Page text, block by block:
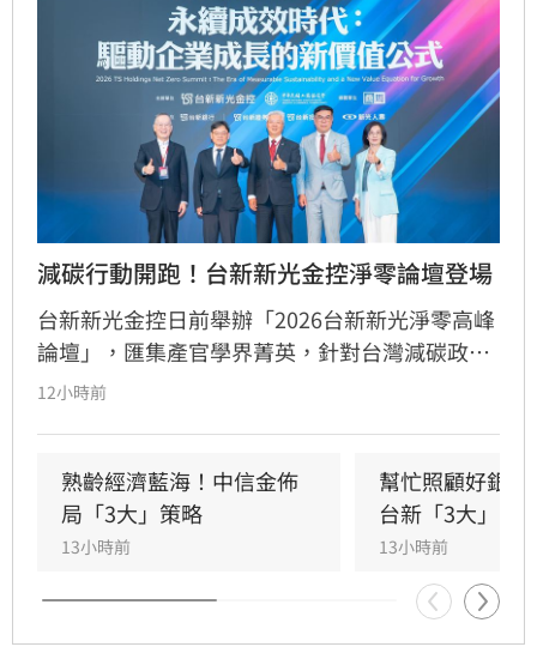
減碳行動開跑！台新新光金控淨零論壇登場
台新新光金控日前舉辦「2026台新新光淨零高峰
論壇」，匯集產官學界菁英，針對台灣減碳政
策、碳定價制度及企業轉型策略進行深度對話。
控總經理林維俊指出，論壇邁入第五年，致力協
助企業將永續轉化為國際競爭力。會中上銀、強
茂、宏碁及金寶等指標企業分享低碳實踐經驗。
台新新光金控憑藉優異的永續績效，不僅連續三
年獲標普全球永續年鑑銀行業全球前1%，更獲
MSCI ESG AAA最高評級，展現其帶領產業接軌
12小時前
熟齡經濟藍海！中信金佈
局「3大」策略
13小時前
幫忙照顧好銀
台新「3大」防
13小時前